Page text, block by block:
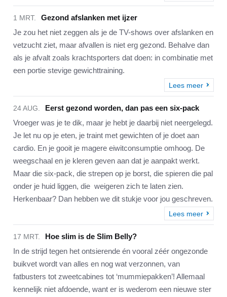
1 MRT.
Gezond afslanken met ijzer
Je zou het niet zeggen als je de TV-shows over afslanken en
vetzucht ziet, maar afvallen is niet erg gezond. Behalve dan
als je afvalt zoals krachtsporters dat doen: in combinatie met
een portie stevige gewichttraining.
Lees meer
24 AUG.
Eerst gezond worden, dan pas een six-pack
Vroeger was je te dik, maar je hebt je daarbij niet neergelegd.
Je let nu op je eten, je traint met gewichten of je doet aan
cardio. En je gooit je magere eiwitconsumptie omhoog. De
weegschaal en je kleren geven aan dat je aanpakt werkt.
Maar die six-pack, die strepen op je borst, die spieren die pal
onder je huid liggen, die weigeren zich te laten zien.
Herkenbaar? Dan hebben we dit stukje voor jou geschreven.
Lees meer
17 MRT.
Hoe slim is de Slim Belly?
In de strijd tegen het ontsierende én vooral zéér ongezonde
buikvet wordt van alles en nog wat verzonnen, van
fatbusters tot zweetcabines tot ‘mummiepakken’! Allemaal
kennelijk niet afdoende, want er is wederom een nieuwe ster